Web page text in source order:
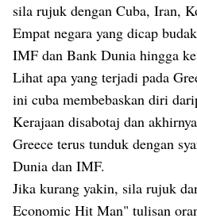
sila rujuk dengan Cuba, Iran,
Empat negara yang dicap
IMF dan Bank Dunia hingga
Lihat apa yang terjadi pada
ini cuba membebaskan diri
Kerajaan disabotaj dan
Greece terus tunduk dengan
Dunia dan IMF.
Jika kurang yakin, sila rujuk
Economic Hit Man" tulisan